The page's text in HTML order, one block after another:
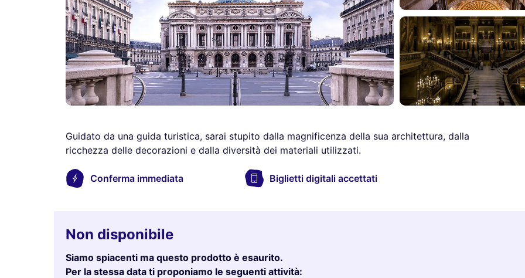
Guidato da una guida turistica, sarai stupito dalla magnificenza della sua architettura, dalla
ricchezza delle decorazioni e dalla diversità dei materiali utilizzati.
Conferma immediata Biglietti digitali accettati
Non disponibile
Siamo spiacenti ma questo prodotto è esaurito.
Per la stessa data ti proponiamo le seguenti attività: